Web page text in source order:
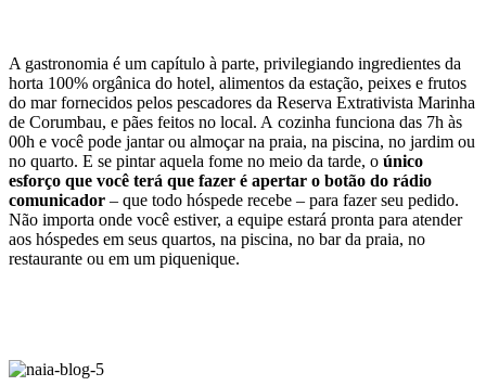
A gastronomia é um capítulo à parte, privilegiando ingredientes da
horta 100% orgânica do hotel, alimentos da estação, peixes e frutos
do mar fornecidos pelos pescadores da Reserva Extrativista Marinha
de Corumbau, e pães feitos no local. A cozinha funciona das 7h às
00h e você pode jantar ou almoçar na praia, na piscina, no jardim ou
no quarto. E se pintar aquela fome no meio da tarde, o único
esforço que você terá que fazer é apertar o botão do rádio
comunicador – que todo hóspede recebe – para fazer seu pedido.
Não importa onde você estiver, a equipe estará pronta para atender
aos hóspedes em seus quartos, na piscina, no bar da praia, no
restaurante ou em um piquenique.